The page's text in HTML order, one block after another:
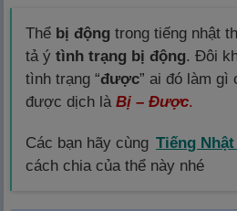
Thể bị động trong tiếng nhật
tả ý tình trạng bị động. Đôi
tình trạng “được” ai đó làm gì
được dịch làBị – Được.
Các bạn hãy cùng Tiếng
cách chia của thể này nhé